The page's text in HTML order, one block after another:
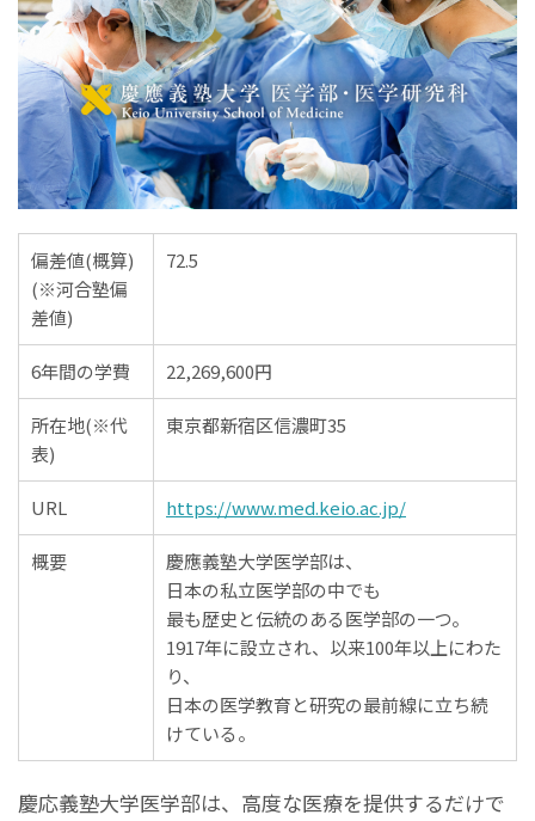
偏差値(概算)
(※河合塾偏
差値)
72.5
6年間の学費 22,269,600円
所在地(※代
表)
東京都新宿区信濃町35
URL https://www.med.keio.ac.jp/
概要
慶應義塾大学医学部は、
日本の私立医学部の中でも
最も歴史と伝統のある医学部の一つ。
1917年に設立され、以来100年以上にわた
り、
日本の医学教育と研究の最前線に立ち続
けている。
慶応義塾大学医学部は、高度な医療を提供するだけで